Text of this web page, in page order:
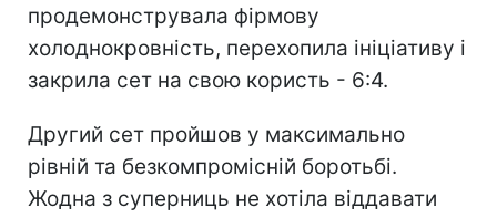
продемонструвала фірмову
холоднокровність, перехопила ініціативу і
закрила сет на свою користь - 6:4.
Другий сет пройшов у максимально
рівній та безкомпромісній боротьбі.
Жодна з суперниць не хотіла віддавати